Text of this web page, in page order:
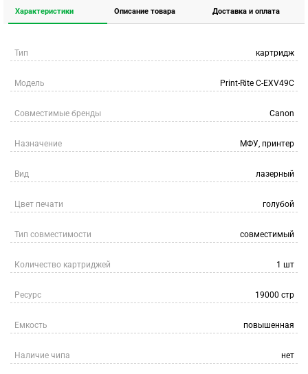
Характеристики Описание товара Доставка и оплата
Тип картридж
Модель Print-Rite C-EXV49C
Совместимые бренды Canon
Назначение МФУ, принтер
Вид лазерный
Цвет печати голубой
Тип совместимости совместимый
Количество картриджей 1 шт
Ресурс 19000 стр
Емкость повышенная
Наличие чипа нет